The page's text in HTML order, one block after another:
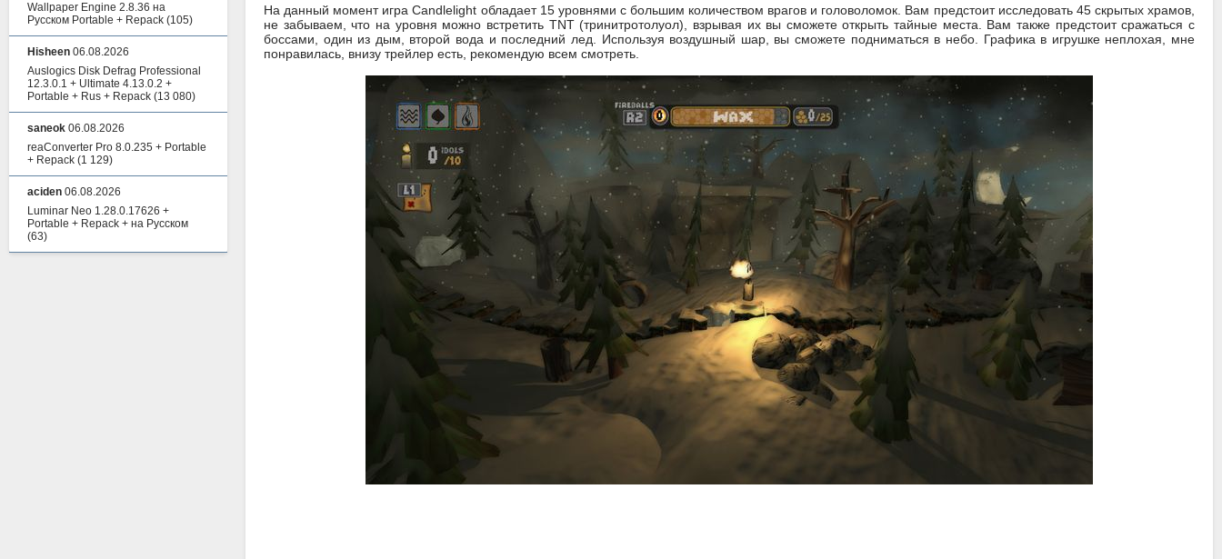
На данный момент игра Candlelight обладает 15 уровнями с большим количеством врагов и головоломок. Вам предстоит исследовать 45 скрытых храмов,
не забываем, что на уровня можно встретить TNT (тринитротолуол), взрывая их вы сможете открыть тайные места. Вам также предстоит сражаться с
боссами, один из дым, второй вода и последний лед. Используя воздушный шар, вы сможете подниматься в небо. Графика в игрушке неплохая, мне
понравилась, внизу трейлер есть, рекомендую всем смотреть.
Wallpaper Engine 2.8.36 на
Русском Portable + Repack (105)
Hisheen 06.08.2026
Auslogics Disk Defrag Professional
12.3.0.1 + Ultimate 4.13.0.2 +
Portable + Rus + Repack (13 080)
saneok 06.08.2026
reaConverter Pro 8.0.235 + Portable
+ Repack (1 129)
aciden 06.08.2026
Luminar Neo 1.28.0.17626 +
Portable + Repack + на Русском
(63)